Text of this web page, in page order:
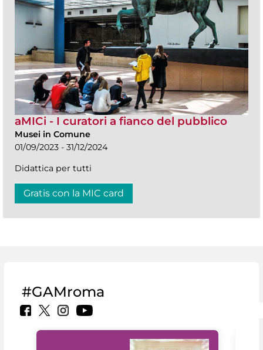
aMICi - I curatori a fianco del pubblico
Musei in Comune
01/09/2023 - 31/12/2024
Didattica per tutti
Gratis con la MIC card
#GAMroma